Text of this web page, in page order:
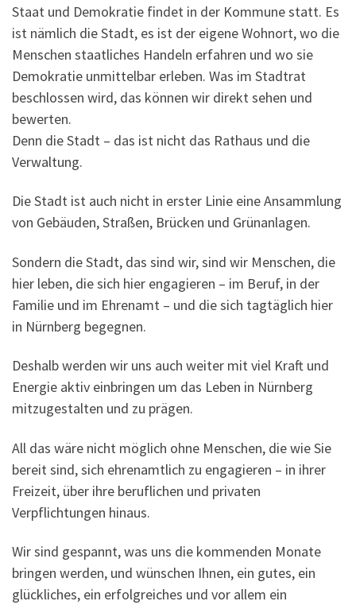
Staat und Demokratie findet in der Kommune statt. Es
ist nämlich die Stadt, es ist der eigene Wohnort, wo die
Menschen staatliches Handeln erfahren und wo sie
Demokratie unmittelbar erleben. Was im Stadtrat
beschlossen wird, das können wir direkt sehen und
bewerten.
Denn die Stadt – das ist nicht das Rathaus und die
Verwaltung.
Die Stadt ist auch nicht in erster Linie eine Ansammlung
von Gebäuden, Straßen, Brücken und Grünanlagen.
Sondern die Stadt, das sind wir, sind wir Menschen, die
hier leben, die sich hier engagieren – im Beruf, in der
Familie und im Ehrenamt – und die sich tagtäglich hier
in Nürnberg begegnen.
Deshalb werden wir uns auch weiter mit viel Kraft und
Energie aktiv einbringen um das Leben in Nürnberg
mitzugestalten und zu prägen.
All das wäre nicht möglich ohne Menschen, die wie Sie
bereit sind, sich ehrenamtlich zu engagieren – in ihrer
Freizeit, über ihre beruflichen und privaten
Verpflichtungen hinaus.
Wir sind gespannt, was uns die kommenden Monate
bringen werden, und wünschen Ihnen, ein gutes, ein
glückliches, ein erfolgreiches und vor allem ein